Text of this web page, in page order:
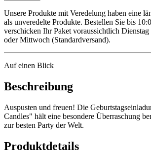
Unsere Produkte mit Veredelung haben eine
als unveredelte Produkte. Bestellen Sie bis
verschicken Ihr Paket voraussichtlich Dienstag
oder Mittwoch (Standardversand).
Auf einen Blick
Beschreibung
Auspusten und freuen! Die
Candles" hält eine besondere Überraschung
zur besten Party der Welt.
Produktdetails